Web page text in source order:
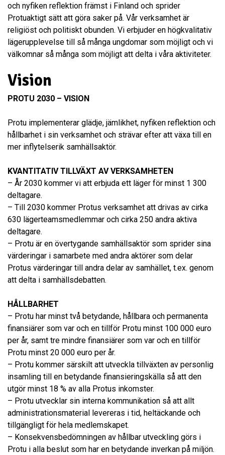
och nyfiken reflektion främst i Finland och sprider
Protuaktigt sätt att göra saker på. Vår verksamhet är
religiöst och politiskt obunden. Vi erbjuder en högkvalitativ
lägerupplevelse till så många ungdomar som möjligt och vi
välkomnar så många som möjligt att delta i våra aktiviteter.
Vision
PROTU 2030 – VISION
Protu implementerar glädje, jämlikhet, nyfiken reflektion och
hållbarhet i sin verksamhet och strävar efter att växa till en
mer inflytelserik samhällsaktör.
KVANTITATIV TILLVÄXT AV VERKSAMHETEN
– År 2030 kommer vi att erbjuda ett läger för minst 1 300
deltagare.
– Till 2030 kommer Protus verksamhet att drivas av cirka
630 lägerteamsmedlemmar och cirka 250 andra aktiva
deltagare.
– Protu är en övertygande samhällsaktör som sprider sina
värderingar i samarbete med andra aktörer som delar
Protus värderingar till andra delar av samhället, t.ex. genom
att delta i samhällsdebatten.
HÅLLBARHET
– Protu har minst två betydande, hållbara och permanenta
finansiärer som var och en tillför Protu minst 100 000 euro
per år, samt tre mindre finansiärer som var och en tillför
Protu minst 20 000 euro per år.
– Protu kommer särskilt att utveckla tillväxten av personlig
insamling till en betydande finansieringskälla så att den
utgör minst 18 % av alla Protus inkomster.
– Protu utvecklar sin interna kommunikation så att allt
administrationsmaterial levereras i tid, heltäckande och
tillgängligt för hela medlemskapet.
– Konsekvensbedömningen av hållbar utveckling görs i
Protu i alla beslut som har en betydande inverkan på miljön.